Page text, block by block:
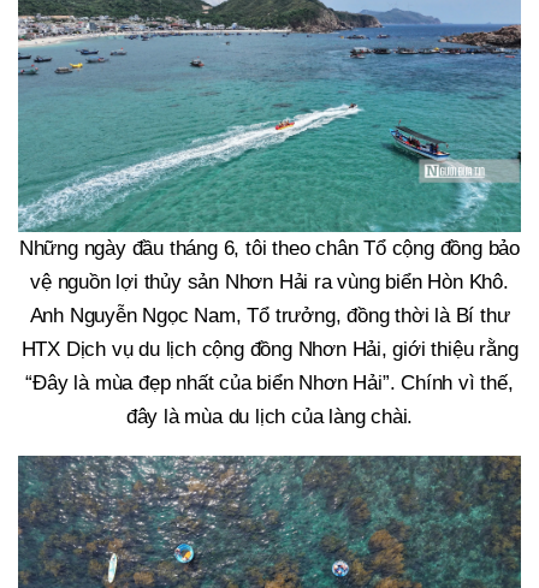
Những ngày đầu tháng 6, tôi theo chân Tổ cộng đồng bảo
vệ nguồn lợi thủy sản Nhơn Hải ra vùng biển Hòn Khô.
Anh Nguyễn Ngọc Nam, Tổ trưởng, đồng thời là Bí thư
HTX Dịch vụ du lịch cộng đồng Nhơn Hải, giới thiệu rằng
“Đây là mùa đẹp nhất của biển Nhơn Hải”. Chính vì thế,
đây là mùa du lịch của làng chài.